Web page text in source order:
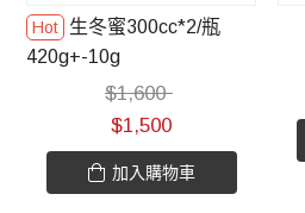
生冬蜜300cc*2/瓶
420g+-10g
$1,600
$1,500
加入購物車